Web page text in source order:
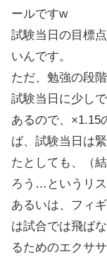
ールですw
試験当日の目標
いんです。
ただ、勉強の段
試験当日に少し
あるので、×1.15
ば、試験当日は
たとしても、（
ろう…というリス
あるいは、フィ
は試合では飛ば
るためのエクサ